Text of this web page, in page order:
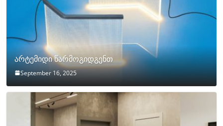
არტემიდი წარმოგიდგენთ
September 16, 2025